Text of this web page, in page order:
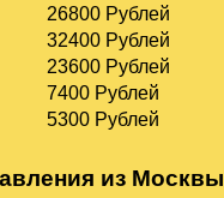
26800 Рублей
32400 Рублей
23600 Рублей
7400 Рублей
5300 Рублей
из Москвы